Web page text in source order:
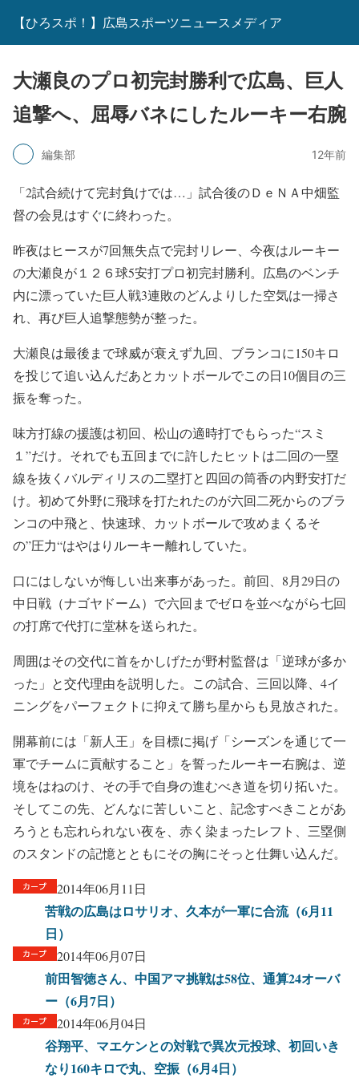
【ひろスポ！】広島スポーツニュースメディア
大瀬良のプロ初完封勝利で広島、巨人
追撃へ、屈辱バネにしたルーキー右腕
編集部 12年前
「2試合続けて完封負けでは…」試合後のＤｅＮＡ中畑監
督の会見はすぐに終わった。
昨夜はヒースが7回無失点で完封リレー、今夜はルーキー
の大瀬良が１２６球5安打プロ初完封勝利。広島のベンチ
内に漂っていた巨人戦3連敗のどんよりした空気は一掃さ
れ、再び巨人追撃態勢が整った。
大瀬良は最後まで球威が衰えず九回、ブランコに150キロ
を投じて追い込んだあとカットボールでこの日10個目の三
振を奪った。
味方打線の援護は初回、松山の適時打でもらった“スミ
１”だけ。それでも五回までに許したヒットは二回の一塁
線を抜くバルディリスの二塁打と四回の筒香の内野安打だ
け。初めて外野に飛球を打たれたのが六回二死からのブラ
ンコの中飛と、快速球、カットボールで攻めまくるそ
の”圧力“はやはりルーキー離れしていた。
口にはしないが悔しい出来事があった。前回、8月29日の
中日戦（ナゴヤドーム）で六回までゼロを並べながら七回
の打席で代打に堂林を送られた。
周囲はその交代に首をかしげたが野村監督は「逆球が多か
った」と交代理由を説明した。この試合、三回以降、4イ
ニングをパーフェクトに抑えて勝ち星からも見放された。
開幕前には「新人王」を目標に掲げ「シーズンを通じて一
軍でチームに貢献すること」を誓ったルーキー右腕は、逆
境をはねのけ、その手で自身の進むべき道を切り拓いた。
そしてこの先、どんなに苦しいこと、記念すべきことがあ
ろうとも忘れられない夜を、赤く染まったレフト、三塁側
のスタンドの記憶とともにその胸にそっと仕舞い込んだ。
2014年06月11日
苦戦の広島はロサリオ、久本が一軍に合流（6月11
日）
2014年06月07日
前田智徳さん、中国アマ挑戦は58位、通算24オーバ
ー（6月7日）
2014年06月04日
谷翔平、マエケンとの対戦で異次元投球、初回いき
なり160キロで丸、空振（6月4日）